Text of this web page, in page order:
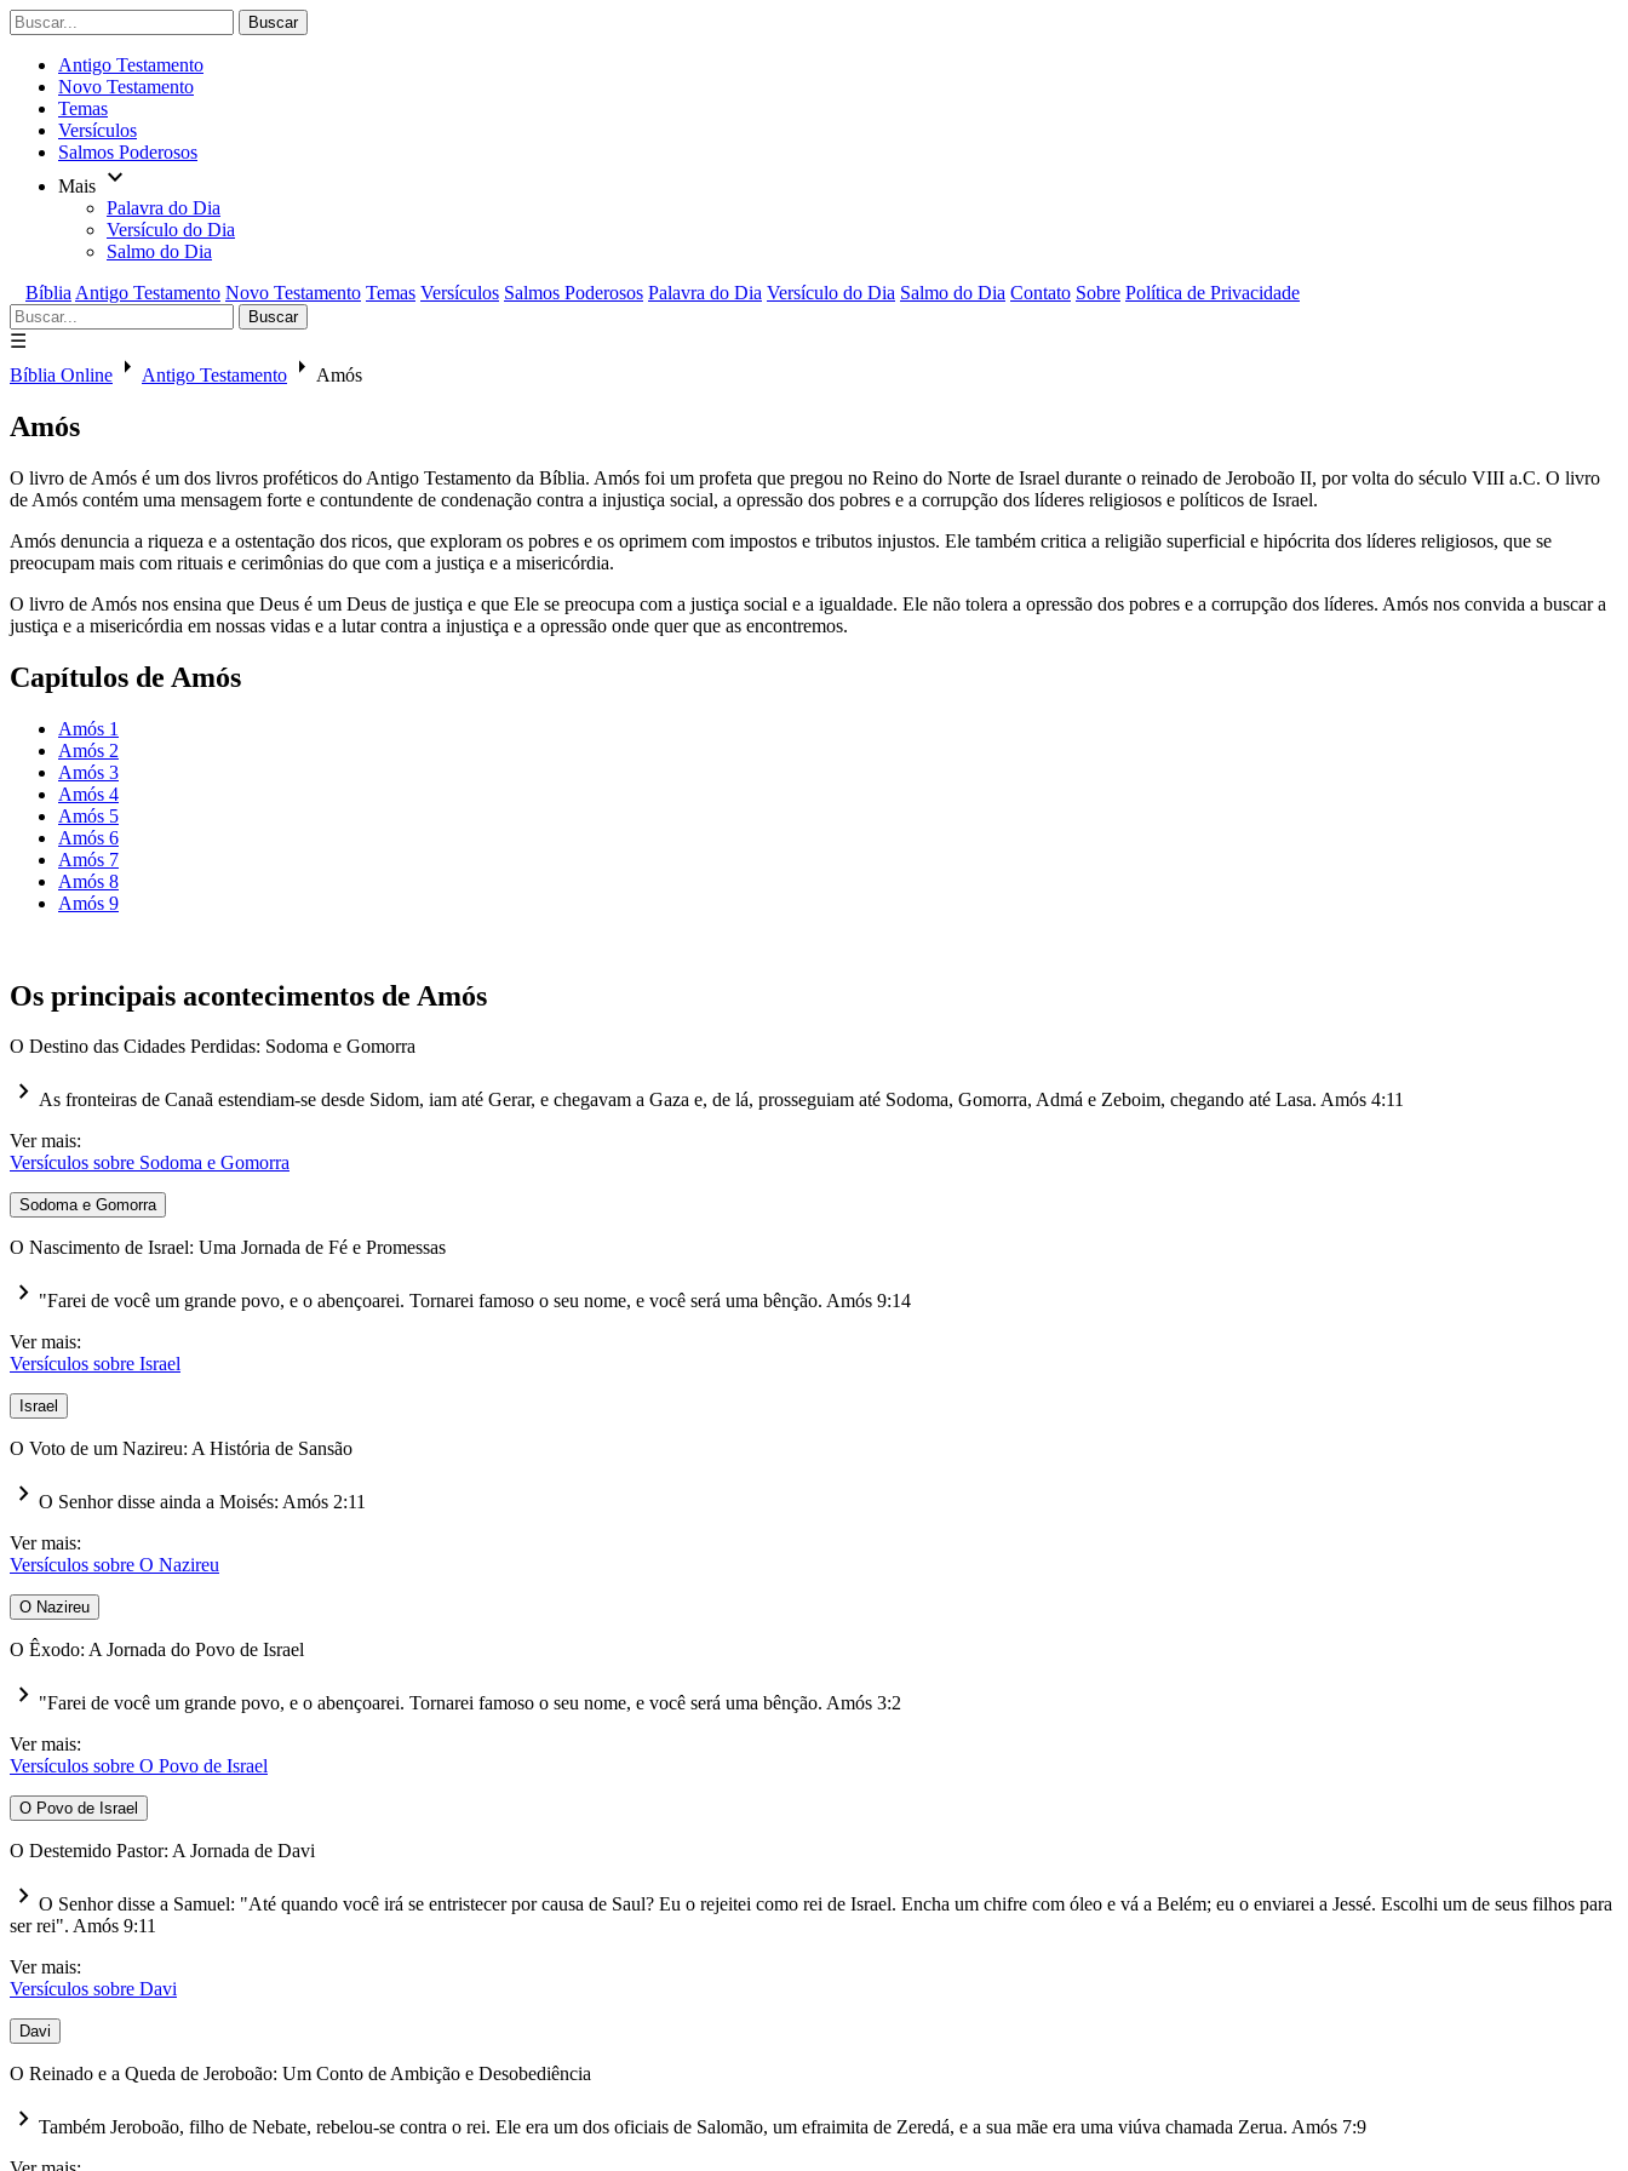
Buscar
Antigo Testamento
Novo Testamento
Temas
Versículos
Salmos Poderosos
Mais 
Palavra do Dia
Versículo do Dia
Salmo do Dia
Bíblia Antigo Testamento Novo Testamento Temas Versículos Salmos Poderosos Palavra do Dia Versículo do Dia Salmo do Dia Contato Sobre Política de Privacidade
Buscar
☰
Bíblia Online  Antigo Testamento  Amós
Amós
O livro de Amós é um dos livros proféticos do Antigo Testamento da Bíblia. Amós foi um profeta que pregou no Reino do Norte de Israel durante o reinado de Jeroboão II, por volta do século VIII a.C. O livro
de Amós contém uma mensagem forte e contundente de condenação contra a injustiça social, a opressão dos pobres e a corrupção dos líderes religiosos e políticos de Israel.
Amós denuncia a riqueza e a ostentação dos ricos, que exploram os pobres e os oprimem com impostos e tributos injustos. Ele também critica a religião superficial e hipócrita dos líderes religiosos, que se
preocupam mais com rituais e cerimônias do que com a justiça e a misericórdia.
O livro de Amós nos ensina que Deus é um Deus de justiça e que Ele se preocupa com a justiça social e a igualdade. Ele não tolera a opressão dos pobres e a corrupção dos líderes. Amós nos convida a buscar a
justiça e a misericórdia em nossas vidas e a lutar contra a injustiça e a opressão onde quer que as encontremos.
Capítulos de Amós
Amós 1
Amós 2
Amós 3
Amós 4
Amós 5
Amós 6
Amós 7
Amós 8
Amós 9
Os principais acontecimentos de Amós
O Destino das Cidades Perdidas: Sodoma e Gomorra
 As fronteiras de Canaã estendiam-se desde Sidom, iam até Gerar, e chegavam a Gaza e, de lá, prosseguiam até Sodoma, Gomorra, Admá e Zeboim, chegando até Lasa. Amós 4:11
Ver mais:
Versículos sobre Sodoma e Gomorra
Sodoma e Gomorra
O Nascimento de Israel: Uma Jornada de Fé e Promessas
 "Farei de você um grande povo, e o abençoarei. Tornarei famoso o seu nome, e você será uma bênção. Amós 9:14
Ver mais:
Versículos sobre Israel
Israel
O Voto de um Nazireu: A História de Sansão
 O Senhor disse ainda a Moisés: Amós 2:11
Ver mais:
Versículos sobre O Nazireu
O Nazireu
O Êxodo: A Jornada do Povo de Israel
 "Farei de você um grande povo, e o abençoarei. Tornarei famoso o seu nome, e você será uma bênção. Amós 3:2
Ver mais:
Versículos sobre O Povo de Israel
O Povo de Israel
O Destemido Pastor: A Jornada de Davi
 O Senhor disse a Samuel: "Até quando você irá se entristecer por causa de Saul? Eu o rejeitei como rei de Israel. Encha um chifre com óleo e vá a Belém; eu o enviarei a Jessé. Escolhi um de seus filhos para
ser rei". Amós 9:11
Ver mais:
Versículos sobre Davi
Davi
O Reinado e a Queda de Jeroboão: Um Conto de Ambição e Desobediência
 Também Jeroboão, filho de Nebate, rebelou-se contra o rei. Ele era um dos oficiais de Salomão, um efraimita de Zeredá, e a sua mãe era uma viúva chamada Zerua. Amós 7:9